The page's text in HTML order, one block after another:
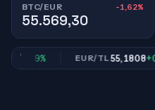
BTC/EUR -1,62%
55.569,30
+0,69% EUR/TL55,1808